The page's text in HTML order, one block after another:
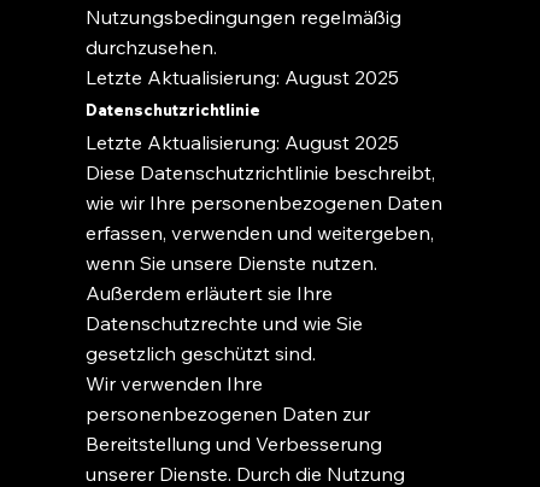
Nutzungsbedingungen regelmäßig
durchzusehen.
Letzte Aktualisierung: August 2025
Datenschutzrichtlinie
Letzte Aktualisierung: August 2025
Diese Datenschutzrichtlinie beschreibt,
wie wir Ihre personenbezogenen Daten
erfassen, verwenden und weitergeben,
wenn Sie unsere Dienste nutzen.
Außerdem erläutert sie Ihre
Datenschutzrechte und wie Sie
gesetzlich geschützt sind.
Wir verwenden Ihre
personenbezogenen Daten zur
Bereitstellung und Verbesserung
unserer Dienste. Durch die Nutzung